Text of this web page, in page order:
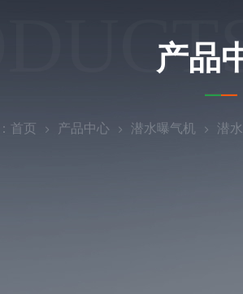
产品
首页 产品中心 潜水曝气机 潜